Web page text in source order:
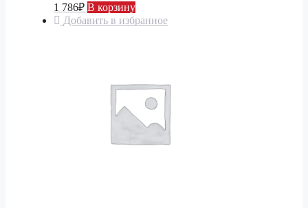
1 786₽ В корзину
Добавить в избранное